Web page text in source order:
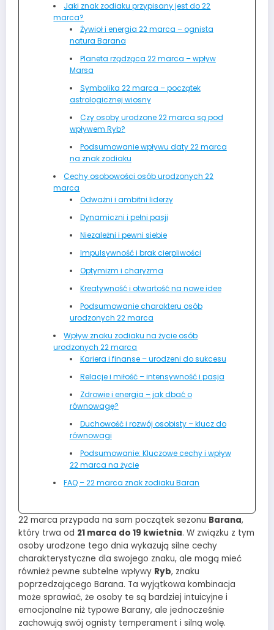
Jaki znak zodiaku przypisany jest do 22
marca?
Żywioł i energia 22 marca – ognista
natura Barana
Planeta rządząca 22 marca – wpływ
Marsa
Symbolika 22 marca – początek
astrologicznej wiosny
Czy osoby urodzone 22 marca są pod
wpływem Ryb?
Podsumowanie wpływu daty 22 marca
na znak zodiaku
Cechy osobowości osób urodzonych 22
marca
Odważni i ambitni liderzy
Dynamiczni i pełni pasji
Niezależni i pewni siebie
Impulsywność i brak cierpliwości
Optymizm i charyzma
Kreatywność i otwartość na nowe idee
Podsumowanie charakteru osób
urodzonych 22 marca
Wpływ znaku zodiaku na życie osób
urodzonych 22 marca
Kariera i finanse – urodzeni do sukcesu
Relacje i miłość – intensywność i pasja
Zdrowie i energia – jak dbać o
równowagę?
Duchowość i rozwój osobisty – klucz do
równowagi
Podsumowanie: Kluczowe cechy i wpływ
22 marca na życie
FAQ – 22 marca znak zodiaku Baran
22 marca przypada na sam początek sezonu Barana,
który trwa od 21 marca do 19 kwietnia. W związku z tym
osoby urodzone tego dnia wykazują silne cechy
charakterystyczne dla swojego znaku, ale mogą mieć
również pewne subtelne wpływy Ryb, znaku
poprzedzającego Barana. Ta wyjątkowa kombinacja
może sprawiać, że osoby te są bardziej intuicyjne i
emocjonalne niż typowe Barany, ale jednocześnie
zachowują swój ognisty temperament i silną wolę.